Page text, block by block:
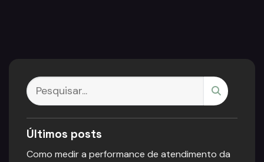
Últimos posts
Como medir a performance de atendimento da